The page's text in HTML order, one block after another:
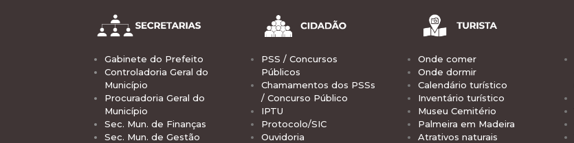
Gabinete do Prefeito
Controladoria Geral do
Município
Procuradoria Geral do
Município
Sec. Mun. de Finanças
Sec. Mun. de Gestão
PSS / Concursos
Públicos
Chamamentos dos PSSs
/ Concurso Público
IPTU
Protocolo/SIC
Ouvidoria
Onde comer
Onde dormir
Calendário turístico
Inventário turístico
Museu Cemitério
Palmeira em Madeira
Atrativos naturais